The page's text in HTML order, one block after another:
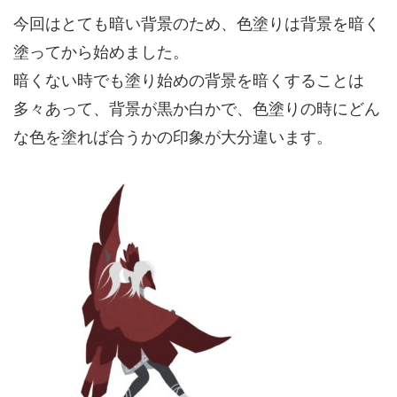
今回はとても暗い背景のため、色塗りは背景を暗く
塗ってから始めました。
暗くない時でも塗り始めの背景を暗くすることは
多々あって、背景が黒か白かで、色塗りの時にどん
な色を塗れば合うかの印象が大分違います。